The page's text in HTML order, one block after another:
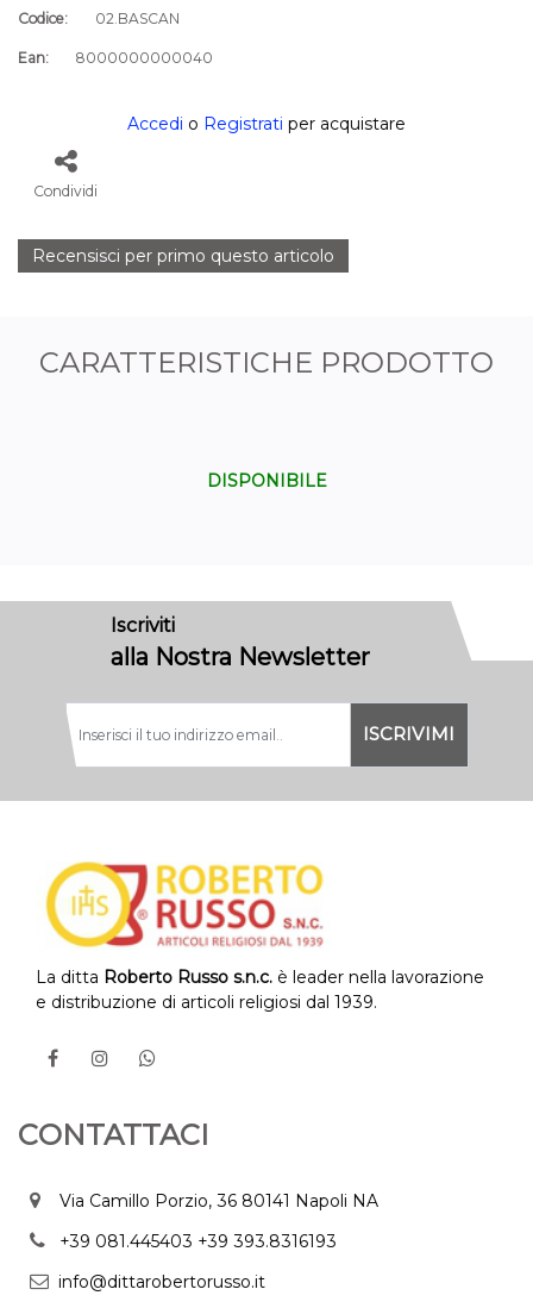
Codice: 02.BASCAN
Ean: 8000000000040
Accedi o Registrati per acquistare
Condividi
Recensisci per primo questo articolo
CARATTERISTICHE PRODOTTO
DISPONIBILE
Iscriviti
alla Nostra Newsletter
La ditta Roberto Russo s.n.c. è leader nella lavorazione
e distribuzione di articoli religiosi dal 1939.
CONTATTACI
Via Camillo Porzio, 36 80141 Napoli NA
+39 081.445403 +39 393.8316193
info@dittarobertorusso.it